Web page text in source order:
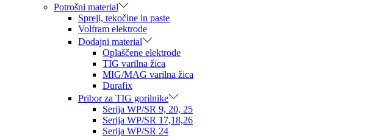
Potrošni material
Spreji, tekočine in paste
Volfram elektrode
Dodajni material
Oplaščene elektrode
TIG varilna žica
MIG/MAG varilna žica
Durafix
Pribor za TIG gorilnike
Serija WP/SR 9, 20, 25
Serija WP/SR 17,18,26
Serija WP/SR 24